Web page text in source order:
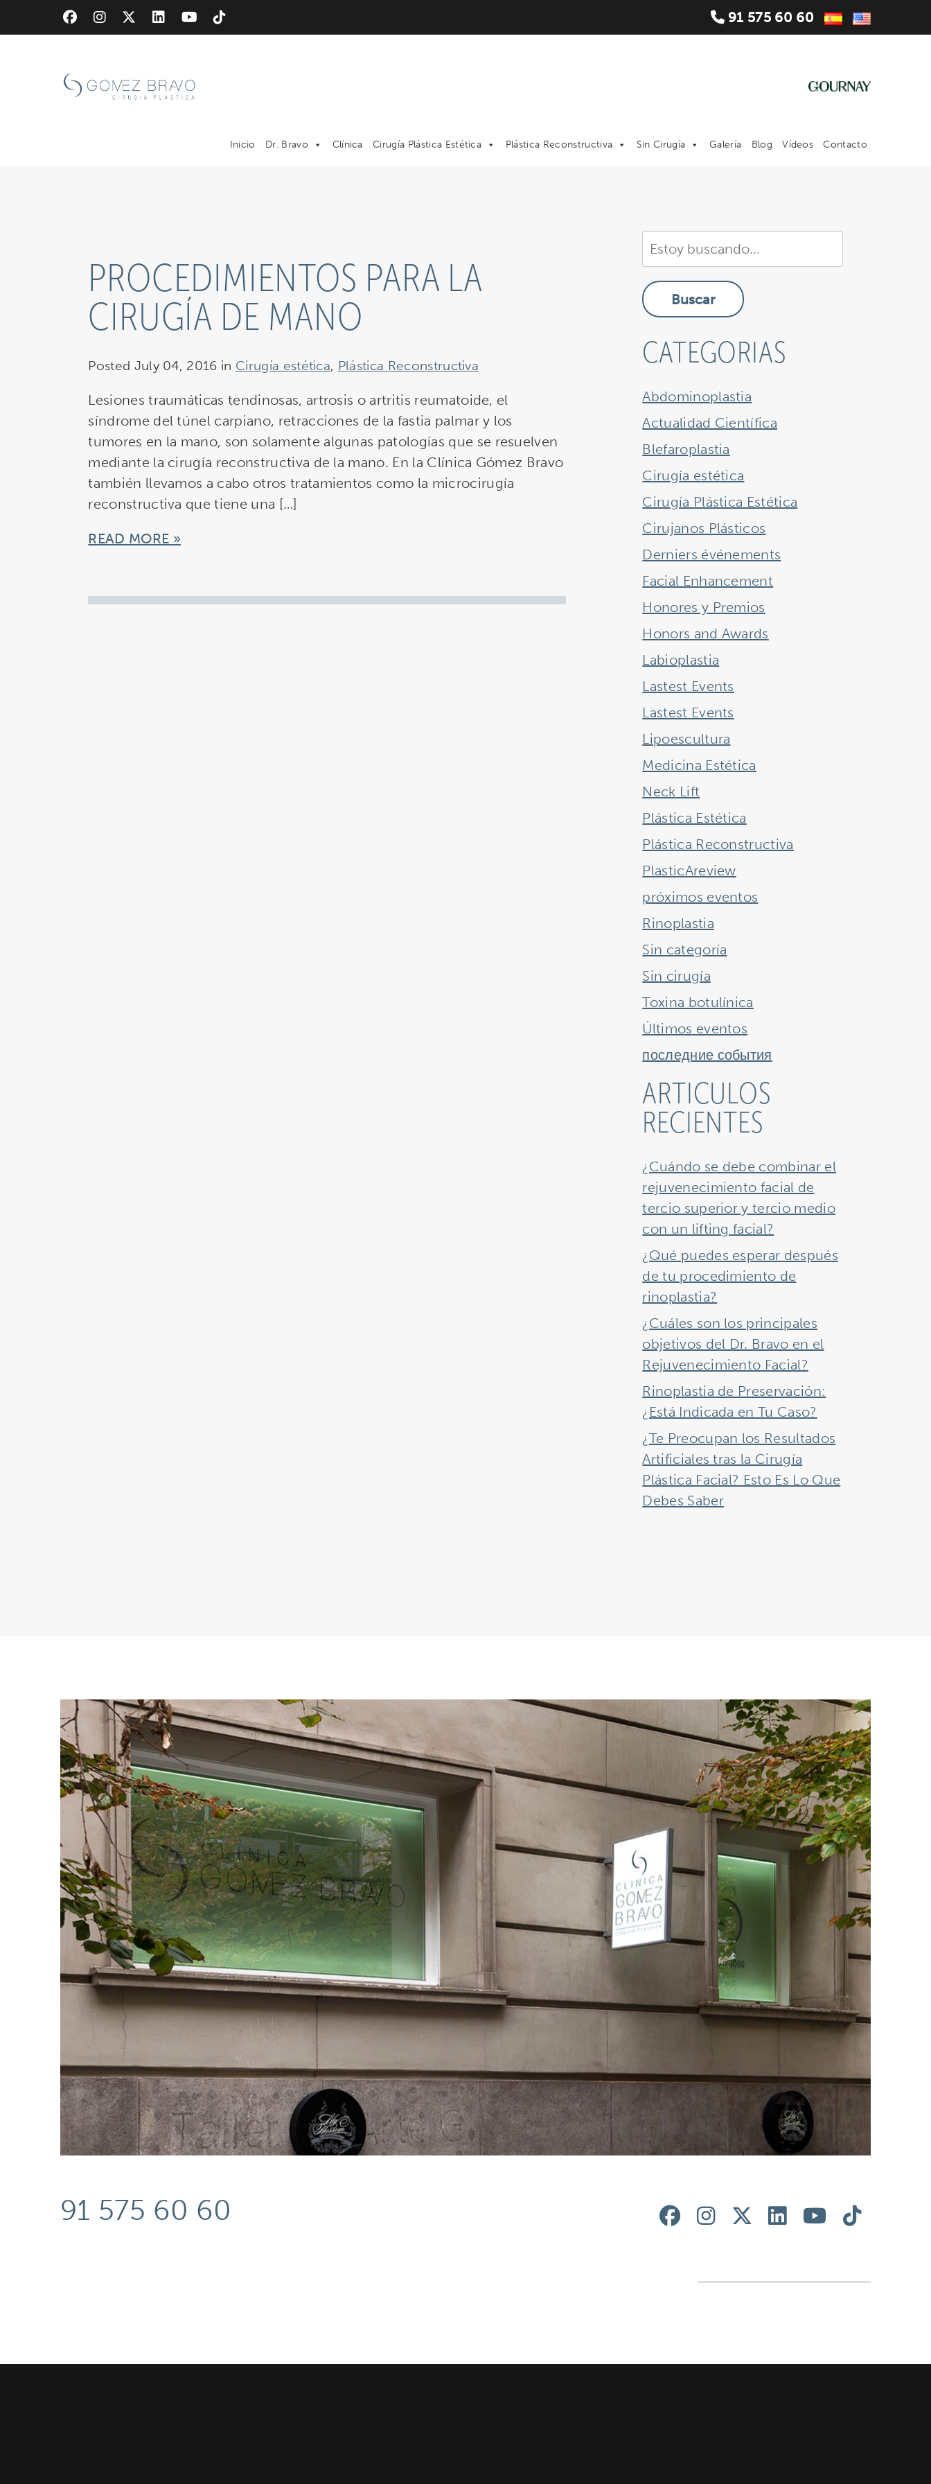
to
91 575 60 60
Inicio Dr. Bravo Clínica Cirugía Plástica Estética Plástica Reconstructiva Sin Cirugía Galería Blog Vídeos Contacto
PROCEDIMIENTOS PARA LA
CIRUGÍA DE MANO
Posted July 04, 2016 in Cirugía estética, Plástica Reconstructiva
Lesiones traumáticas tendinosas, artrosis o artritis reumatoide, el
síndrome del túnel carpiano, retracciones de la fastia palmar y los
tumores en la mano, son solamente algunas patologías que se resuelven
mediante la cirugía reconstructiva de la mano. En la Clínica Gómez Bravo
también llevamos a cabo otros tratamientos como la microcirugía
reconstructiva que tiene una […]
READ MORE
Buscar
en
nuestra
sitio
Buscar
CATEGORIAS
Abdominoplastia
Actualidad Científica
Blefaroplastia
Cirugía estética
Cirugía Plástica Estética
Cirujanos Plásticos
Derniers événements
Facial Enhancement
Honores y Premios
Honors and Awards
Labioplastia
Lastest Events
Lastest Events
Lipoescultura
Medicina Estética
Neck Lift
Plástica Estética
Plástica Reconstructiva
PlasticAreview
próximos eventos
Rinoplastia
Sin categoría
Sin cirugía
Toxina botulínica
Últimos eventos
последние события
ARTICULOS
RECIENTES
¿Cuándo se debe combinar el
rejuvenecimiento facial de
tercio superior y tercio medio
con un lifting facial?
¿Qué puedes esperar después
de tu procedimiento de
rinoplastia?
¿Cuáles son los principales
objetivos del Dr. Bravo en el
Rejuvenecimiento Facial?
Rinoplastia de Preservación:
¿Está Indicada en Tu Caso?
¿Te Preocupan los Resultados
Artificiales tras la Cirugía
Plástica Facial? Esto Es Lo Que
Debes Saber
91 575 60 60